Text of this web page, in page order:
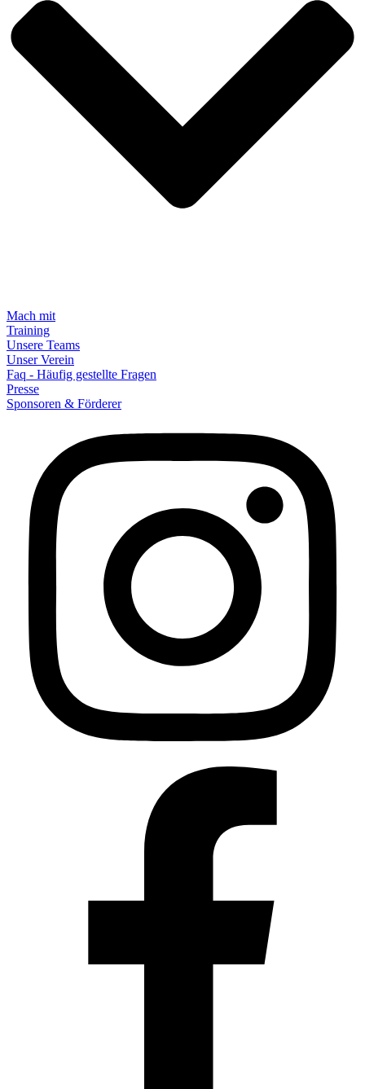
Mach mit
Training
Unsere Teams
Unser Verein
Faq - Häufig gestellte Fragen
Presse
Sponsoren & Förderer